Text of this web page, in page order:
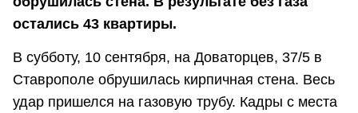
остались 43 квартиры.
В субботу, 10 сентября, на Доваторцев, 37/5 в
Ставрополе обрушилась кирпичная стена. Весь
удар пришелся на газовую трубу. Кадры с места